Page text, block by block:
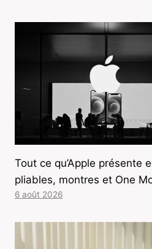
Tout ce qu’Apple présente
pliables, montres et One
6 août 2026